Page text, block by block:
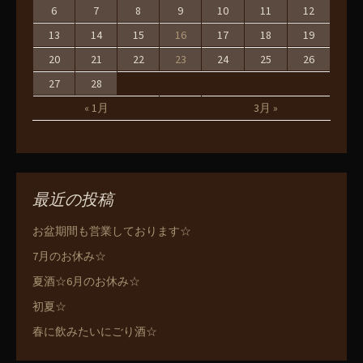
« 1月 3月 »
6 7 8 9 10 11
12
13
14 15 16 17 18
19
20
21 22 23 24 25
26
27
28
最近の投稿
お盆期間も営業しております☆
7月のお休み☆
夏酒☆6月のお休み☆
初夏☆
春に飲みたいにごり酒☆